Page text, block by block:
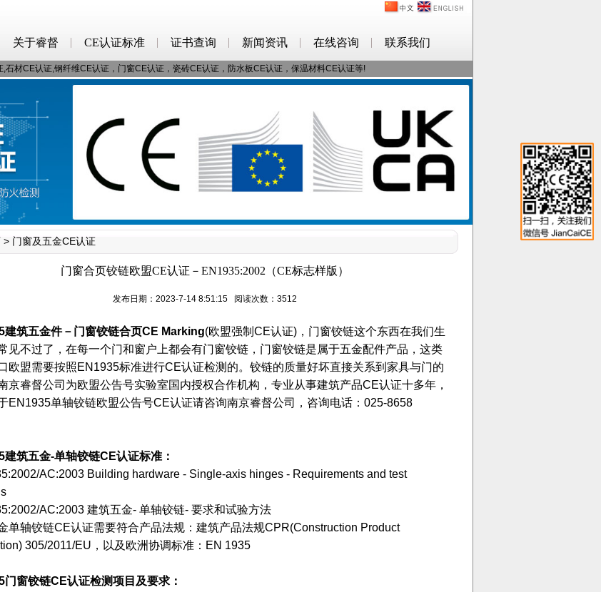
关于睿督 CE认证标准 证书查询 新闻资讯 在线咨询 联系我们
材CE认证,钢纤维CE认证，门窗CE认证，瓷砖CE认证，防水板CE认证，保温材料CE认证等!
> 门窗及五金CE认证
门窗合页铰链欧盟CE认证－EN1935:2002（CE标志样版）
发布日期：2023-7-14 8:51:15 阅读次数：3512
建筑五金件－门窗铰链合页CE Marking(欧盟强制CE认证)，门窗铰链这个东西在我们生
见不过了，在每一个门和窗户上都会有门窗铰链，门窗铰链是属于五金配件产品，这类
欧盟需要按照EN1935标准进行CE认证检测的。铰链的质量好坏直接关系到家具与门的
京睿督公司为欧盟公告号实验室国内授权合作机构，专业从事建筑产品CE认证十多年，
EN1935单轴铰链欧盟公告号CE认证请咨询南京睿督公司，咨询电话：025-8658
建筑五金-单轴铰链CE认证标准：
AC:2003 Building hardware - Single-axis hinges - Requirements and test
AC:2003 建筑五金- 单轴铰链- 要求和试验方法
单轴铰链CE认证需要符合产品法规：建筑产品法规CPR(Construction Product
305/2011/EU，以及欧洲协调标准：EN 1935
门窗铰链CE认证检测项目及要求：